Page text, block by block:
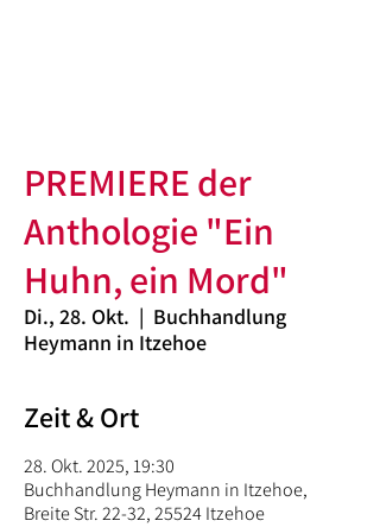
PREMIERE der
Anthologie "Ein
Huhn, ein Mord"
Di., 28. Okt.
  |
Buchhandlung
Heymann in Itzehoe
Zeit & Ort
28. Okt. 2025, 19:30
Buchhandlung Heymann in Itzehoe,
Breite Str. 22-32, 25524 Itzehoe